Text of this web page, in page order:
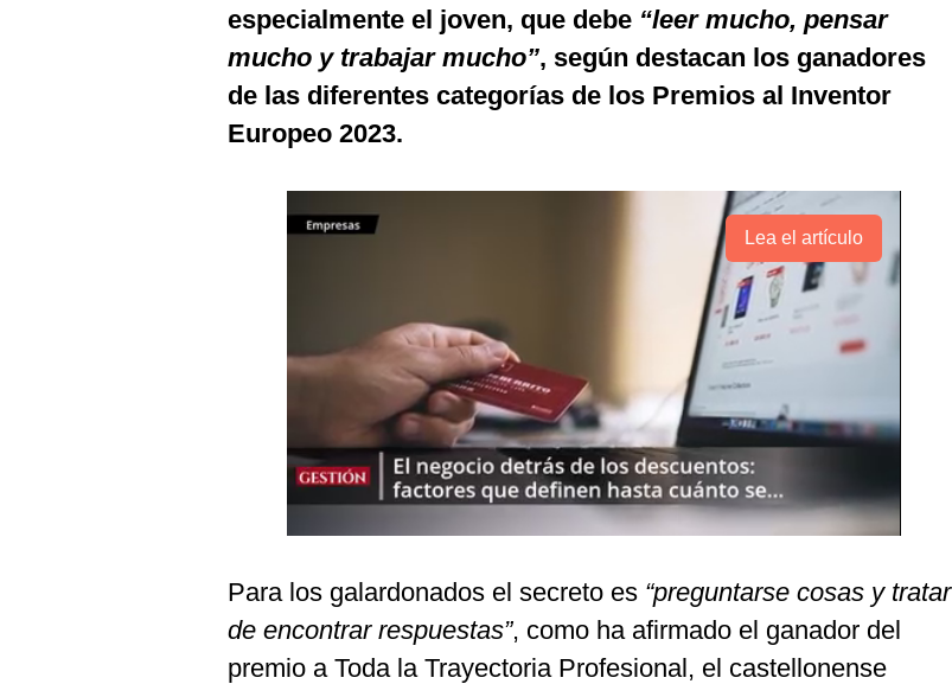
especialmente el joven, que debe “leer mucho, pensar
mucho y trabajar mucho”, según destacan los ganadores
de las diferentes categorías de los Premios al Inventor
Europeo 2023.
Lea el artículo
Para los galardonados el secreto es “preguntarse cosas y tratar
de encontrar respuestas”, como ha afirmado el ganador del
premio a Toda la Trayectoria Profesional, el castellonense